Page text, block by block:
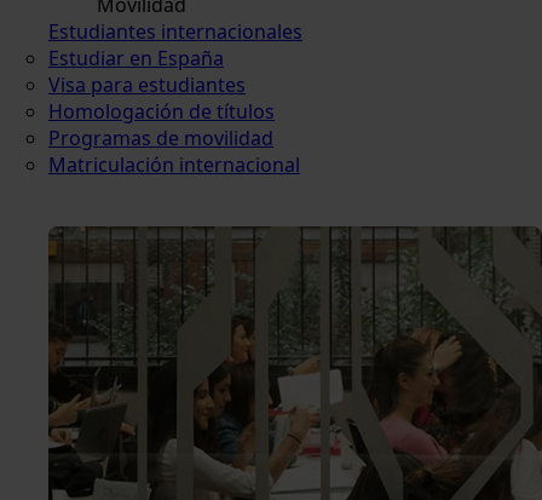
Estudiantes internacionales
Estudiar en España
Visa para estudiantes
Homologación de títulos
Programas de movilidad
Matriculación internacional